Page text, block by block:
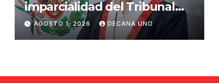
imparcialidad del Tribunal
Constitucional tras liberación
de Ollanta Humala
AGOSTO 1, 2026 DECANA UNO